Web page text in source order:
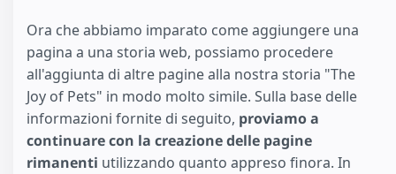
Ora che abbiamo imparato come aggiungere una
pagina a una storia web, possiamo procedere
all'aggiunta di altre pagine alla nostra storia "The
Joy of Pets" in modo molto simile. Sulla base delle
informazioni fornite di seguito, proviamo a
continuare con la creazione delle pagine
rimanenti utilizzando quanto appreso finora. In